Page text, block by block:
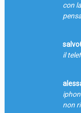
con
il
non